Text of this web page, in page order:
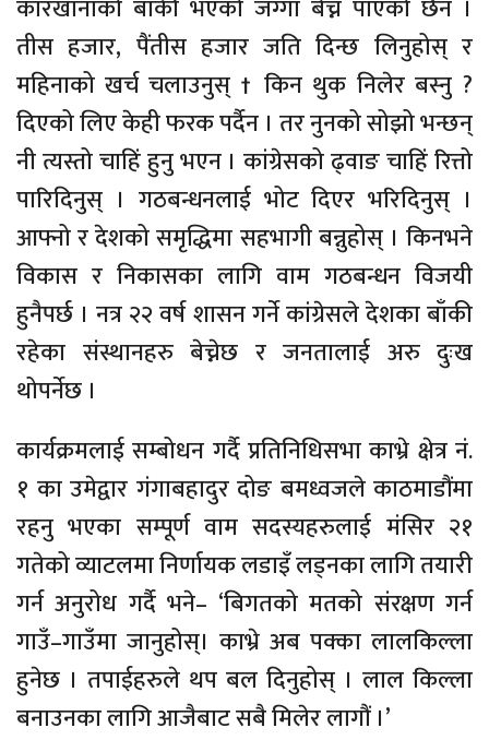
कारखानाको बाँकी भएको जग्गा बेच्न पाएको छैन ।
तीस हजार, पैंतीस हजार जति दिन्छ लिनुहोस् र
महिनाको खर्च चलाउनुस् † किन थुक निलेर बस्नु ?
दिएको लिए केही फरक पर्दैन । तर नुनको सोझो भन्छन्
नी त्यस्तो चाहिं हुनु भएन । कांग्रेसको ढ्वाङ चाहिं रित्तो
पारिदिनुस् । गठबन्धनलाई भोट दिएर भरिदिनुस् ।
आफ्नो र देशको समृद्धिमा सहभागी बन्नुहोस् । किनभने
विकास र निकासका लागि वाम गठबन्धन विजयी
हुनैपर्छ । नत्र २२ वर्ष शासन गर्ने कांग्रेसले देशका बाँकी
रहेका संस्थानहरु बेच्नेछ र जनतालाई अरु दुःख
थोपर्नेछ ।
कार्यक्रमलाई सम्बोधन गर्दै प्रतिनिधिसभा काभ्रे क्षेत्र नं.
१ का उमेद्वार गंगाबहादुर दोङ बमध्वजले काठमाडौंमा
रहनु भएका सम्पूर्ण वाम सदस्यहरुलाई मंसिर २१
गतेको व्याटलमा निर्णायक लडाइँ लड्नका लागि तयारी
गर्न अनुरोध गर्दै भने– ‘बिगतको मतको संरक्षण गर्न
गाउँ–गाउँमा जानुहोस्। काभ्रे अब पक्का लालकिल्ला
हुनेछ । तपाईहरुले थप बल दिनुहोस् । लाल किल्ला
बनाउनका लागि आजैबाट सबै मिलेर लागौं ।’